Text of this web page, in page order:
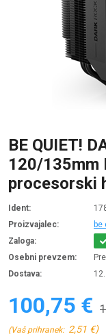
BE QUIET!
120/135mm
procesorski
Ident:
Proizvajalec:
be
Zaloga:
Osebni prevzem:
Dostava:
100,75 €
(Vaš prihranek: 2,51 €)